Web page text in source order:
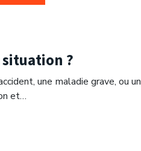
?
une maladie grave, ou
et…